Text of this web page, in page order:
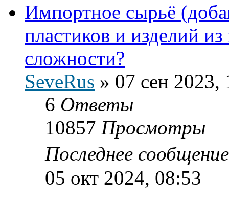
Импортное сырьё
пластиков и изделий
сложности?
SeveRus » 07 сен 2023,
6 Ответы
10857 Просмотры
Последнее
05 окт 2024, 08:53